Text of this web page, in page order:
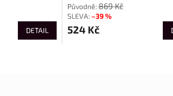
DETAIL
869 Kč
–39 %
524 Kč